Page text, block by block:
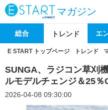
マガジン
総合 トレンド エ
E START トップページ トレンド
SUNGA、ラジコン草刈
ルモデルチェンジ＆25
2026-04-08 09:30:00